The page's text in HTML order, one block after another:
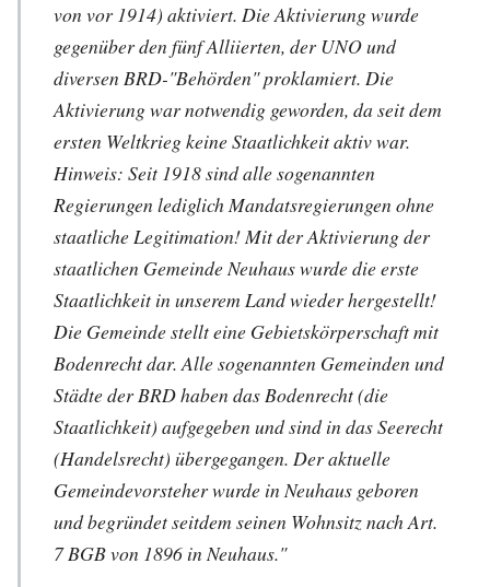
von vor 1914) aktiviert. Die Aktivierung wurde
gegenüber den fünf Alliierten, der UNO und
diversen BRD-"Behörden" proklamiert. Die
Aktivierung war notwendig geworden, da seit dem
ersten Weltkrieg keine Staatlichkeit aktiv war.
Hinweis: Seit 1918 sind alle sogenannten
Regierungen lediglich Mandatsregierungen ohne
staatliche Legitimation! Mit der Aktivierung der
staatlichen Gemeinde Neuhaus wurde die erste
Staatlichkeit in unserem Land wieder hergestellt!
Die Gemeinde stellt eine Gebietskörperschaft mit
Bodenrecht dar. Alle sogenannten Gemeinden und
Städte der BRD haben das Bodenrecht (die
Staatlichkeit) aufgegeben und sind in das Seerecht
(Handelsrecht) übergegangen. Der aktuelle
Gemeindevorsteher wurde in Neuhaus geboren
und begründet seitdem seinen Wohnsitz nach Art.
7 BGB von 1896 in Neuhaus."